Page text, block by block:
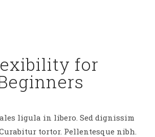
for
ligula in libero. Sed dignissim
tortor. Pellentesque nibh.